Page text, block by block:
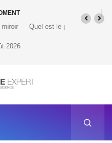
Cybertruck ?
2026